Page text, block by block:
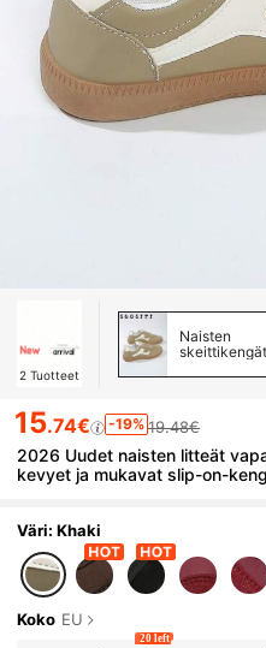
2 Tuotteet
Naisten
skeittikengät
15.74€ -19% 19.48€
2026 Uudet naisten litteät
kevyet ja mukavat slip-on-
Väri: Khaki
Koko EU
20 left